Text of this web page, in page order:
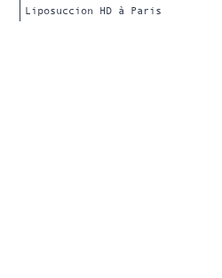
Liposuccion HD à Paris